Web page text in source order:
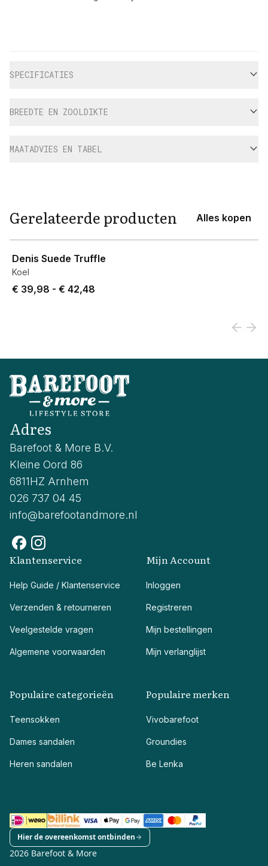
SPECIFICATIES
BREEDTE EN ZOOLDIKTE
MAATADVIES EN TABEL
Gerelateerde producten Alles kopen
Denis Suede Truffle
Koel
Price from € 39,98 to € 42,48.
€ 39,98 - € 42,48
Adres
Barefoot & More B.V.
Kleine Oord 86
6811HZ Arnhem
026 737 04 45
info@barefootandmore.nl
Klantenservice
Help Guide / Klantenservice
Verzenden & retourneren
Veelgestelde vragen
Algemene voorwaarden
Mijn Account
Inloggen
Registreren
Mijn bestellingen
Mijn verlanglijst
Populaire categorieën
Teensokken
Dames sandalen
Heren sandalen
Populaire merken
Vivobarefoot
Groundies
Be Lenka
2026 Barefoot & More
Hier de overeenkomst ontbinden